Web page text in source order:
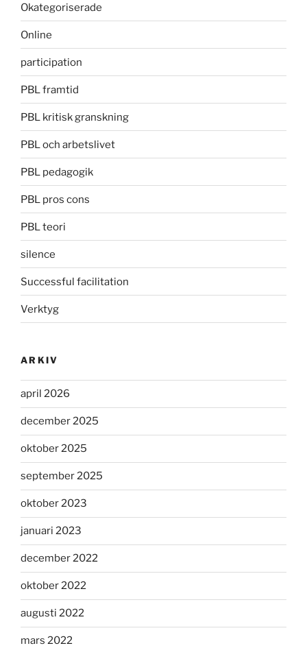
Okategoriserade
Online
participation
PBL framtid
PBL kritisk granskning
PBL och arbetslivet
PBL pedagogik
PBL pros cons
PBL teori
silence
Successful facilitation
Verktyg
ARKIV
april 2026
december 2025
oktober 2025
september 2025
oktober 2023
januari 2023
december 2022
oktober 2022
augusti 2022
mars 2022